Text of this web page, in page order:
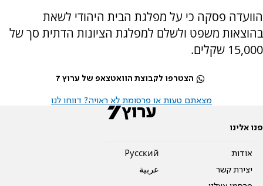
הוועדה פסקה כי על מפלגת הבית היהודי לשאת
בהוצאות משפט ולשלם למפלגת הציונות הדתית סך של
15,000 שקלים.
הצטרפו לקבוצת הוואטצאפ של ערוץ 7
מצאתם טעות או פרסומת לא ראויה? דווחו לנו
פנו אלינו
אודות
יצירת קשר
Pусский
عربية